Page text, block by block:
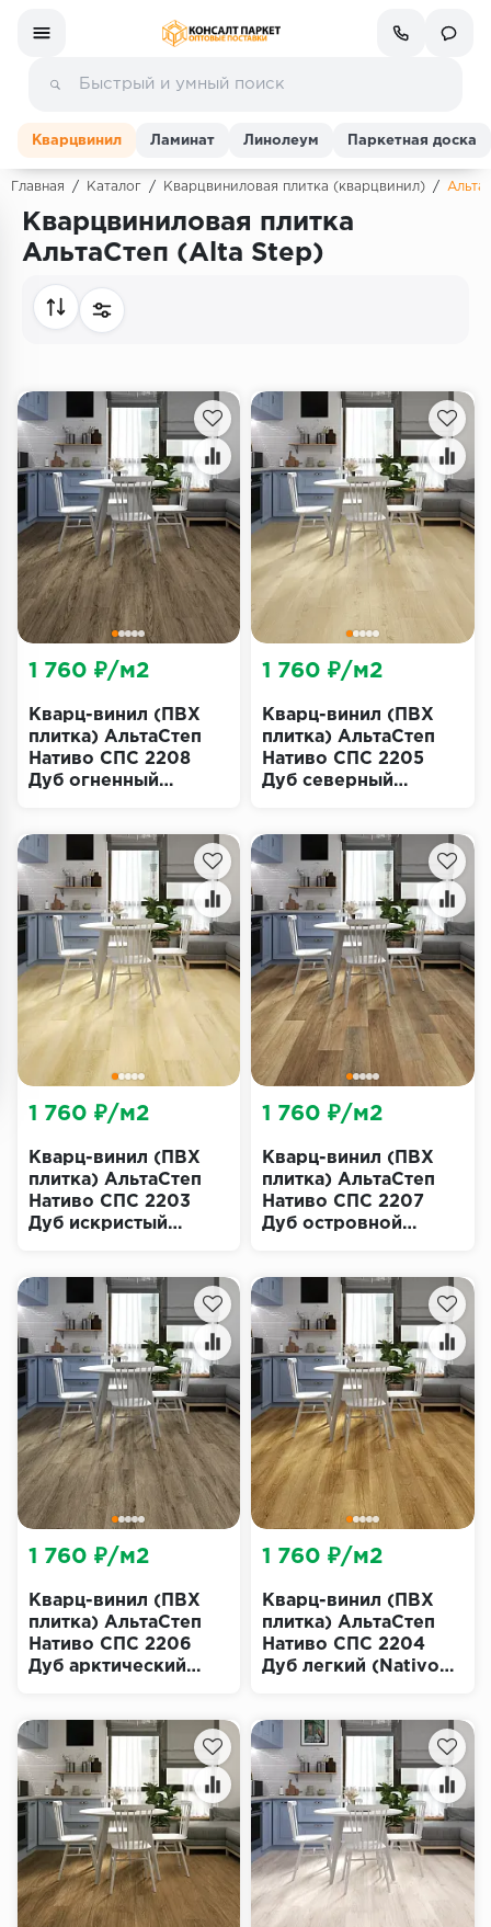
Ламинат
Линолеум
Инженерная доска
Паркетная доска
Террасная доска
Пробковое покрытие
Ковровая плитка
Подложка
Строительные материалы
Кварцвинил Ламинат Линолеум Паркетная доска
Главная / Каталог / Кварцвиниловая плитка (кварцвинил) /
Кварцвиниловая плитка
АльтаСтеп (Alta Step)
Кварц-винил (ПВХ
плитка) АльтаСтеп
Нативо СПС 2208
Дуб огненный
1 760 ₽/м2
Кварц-винил (ПВХ
плитка) АльтаСтеп
Нативо СПС 2205
Дуб северный
1 760 ₽/м2
Кварц-винил (ПВХ
плитка) АльтаСтеп
Нативо СПС 2203
Дуб искристый
1 760 ₽/м2
Кварц-винил (ПВХ
плитка) АльтаСтеп
Нативо СПС 2207
Дуб островной
1 760 ₽/м2
Кварц-винил (ПВХ
плитка) АльтаСтеп
Нативо СПС 2206
Дуб арктический
1 760 ₽/м2
Кварц-винил (ПВХ
плитка) АльтаСтеп
Нативо СПС 2204
Дуб легкий (Nativo
1 760 ₽/м2